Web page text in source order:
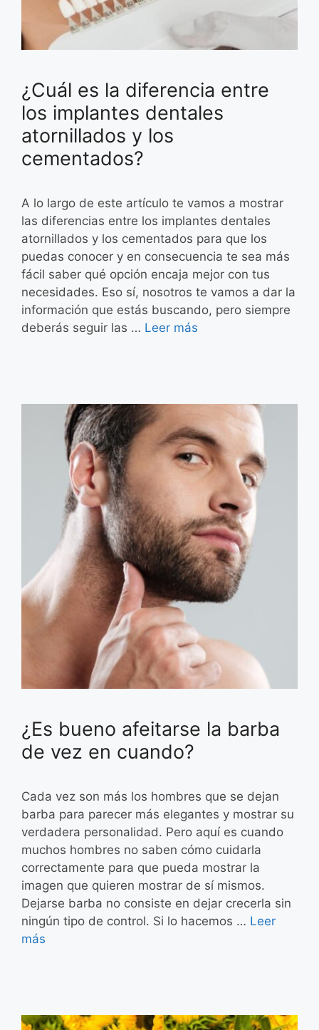
¿Cuál es la diferencia entre
los implantes dentales
atornillados y los
cementados?
A lo largo de este artículo te vamos a mostrar
las diferencias entre los implantes dentales
atornillados y los cementados para que los
puedas conocer y en consecuencia te sea más
fácil saber qué opción encaja mejor con tus
necesidades. Eso sí, nosotros te vamos a dar la
información que estás buscando, pero siempre
deberás seguir las … Leer más
¿Es bueno afeitarse la barba
de vez en cuando?
Cada vez son más los hombres que se dejan
barba para parecer más elegantes y mostrar su
verdadera personalidad. Pero aquí es cuando
muchos hombres no saben cómo cuidarla
correctamente para que pueda mostrar la
imagen que quieren mostrar de sí mismos.
Dejarse barba no consiste en dejar crecerla sin
ningún tipo de control. Si lo hacemos … Leer
más